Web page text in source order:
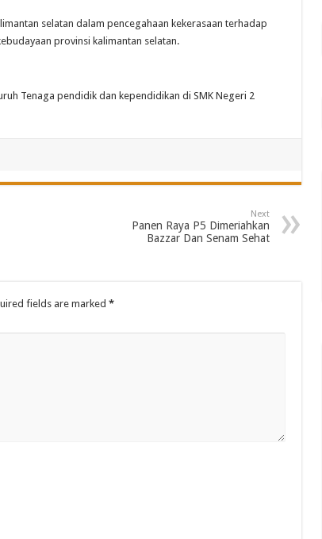
selatan dalam pencegahaan kekerasaan terhadap
provinsi kalimantan selatan.
Tenaga pendidik dan kependidikan di SMK Negeri 2
Next
Panen Raya P5 Dimeriahkan
Bazzar Dan Senam Sehat
fields are marked *